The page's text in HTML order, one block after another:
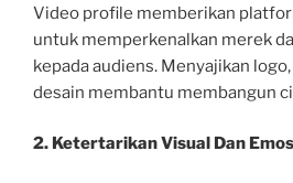
Video profile memberikan
untuk memperkenalkan merek
kepada audiens. Menyajikan
desain membantu membangun
2. Ketertarikan Visual Dan